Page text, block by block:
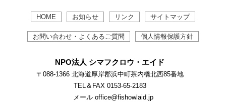
HOME お知らせ リンク サイトマップ
お問い合わせ・よくあるご質問 個人情報保護方針
NPO法人 シマフクロウ・エイド
〒088-1366 北海道厚岸郡浜中町茶内橋北西85番地
TEL＆FAX 0153-65-2183
メール office@fishowlaid.jp